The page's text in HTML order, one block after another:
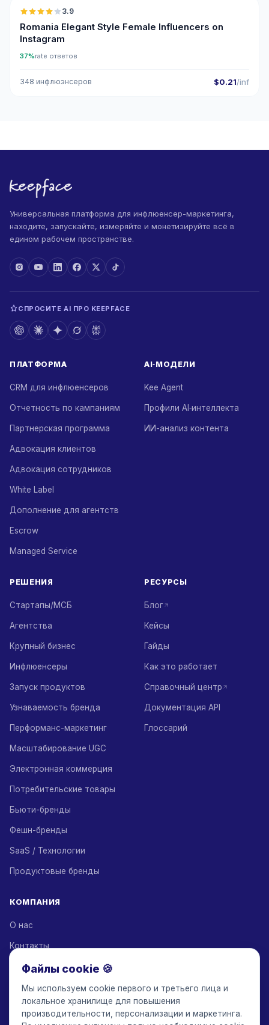
3.9
Romania Elegant Style Female Influencers on
Instagram
37%rate ответов
348 инфлюэнсеров $0.21/inf
Универсальная платформа для инфлюенсер-маркетинга,
находите, запускайте, измеряйте и монетизируйте всё в
едином рабочем пространстве.
СПРОСИТЕ AI ПРО KEEPFACE
ПЛАТФОРМА
CRM для инфлюенсеров
Отчетность по кампаниям
Партнерская программа
Адвокация клиентов
Адвокация сотрудников
White Label
Дополнение для агентств
Escrow
Managed Service
AI‑МОДЕЛИ
Kee Agent
Профили AI‑интеллекта
ИИ-анализ контента
РЕШЕНИЯ
Стартапы/МСБ
Агентства
Крупный бизнес
Инфлюенсеры
Запуск продуктов
Узнаваемость бренда
Перформанс-маркетинг
Масштабирование UGC
Электронная коммерция
Потребительские товары
Бьюти-бренды
Фешн-бренды
SaaS / Технологии
Продуктовые бренды
РЕСУРСЫ
Блог
Кейсы
Гайды
Как это работает
Справочный центр
Документация API
Глоссарий
КОМПАНИЯ
О нас
Контакты
Партнеры по решениям
Партнерская программа
Тарифы
Файлы cookie 🍪
Мы используем cookie первого и третьего лица и
локальное хранилище для повышения
производительности, персонализации и маркетинга.